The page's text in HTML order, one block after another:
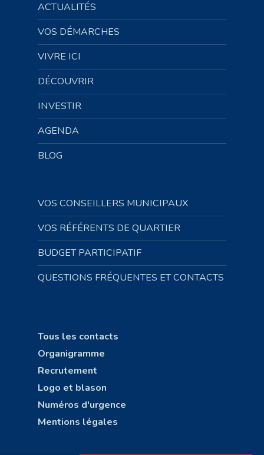
ACTUALITÉS
VOS DÉMARCHES
VIVRE ICI
DÉCOUVRIR
INVESTIR
AGENDA
BLOG
VOS CONSEILLERS MUNICIPAUX
VOS RÉFÉRENTS DE QUARTIER
BUDGET PARTICIPATIF
QUESTIONS FRÉQUENTES ET CONTACTS
Tous les contacts
Organigramme
Recrutement
Logo et blason
Numéros d'urgence
Mentions légales